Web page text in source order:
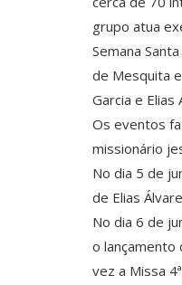
grupo atua
Semana
de Mesquita
Garcia e Elias
Os eventos
missionário
No dia 5 de
de Elias
No dia 6 de
o lançamento
vez a Missa